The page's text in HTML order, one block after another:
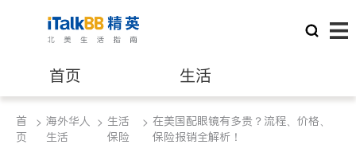
首页 生活
医生 律师
首
页
> 海外华人
生活
> 生活
保险
> 在美国配眼镜有多贵？流程、价格、
保险报销全解析！